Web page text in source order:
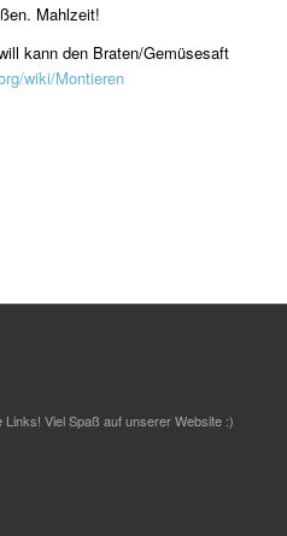
Mahlzeit!
kann den Braten/Gemüsesaft
wiki/Montieren
Viel Spaß auf unserer Website :)